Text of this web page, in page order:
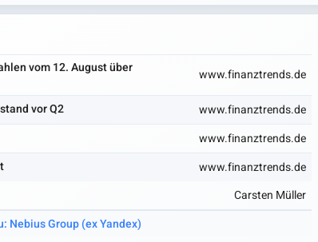
vom 12. August über
www.finanztrends.de
vor Q2
www.finanztrends.de
www.finanztrends.de
www.finanztrends.de
Carsten Müller
Nebius Group (ex Yandex)